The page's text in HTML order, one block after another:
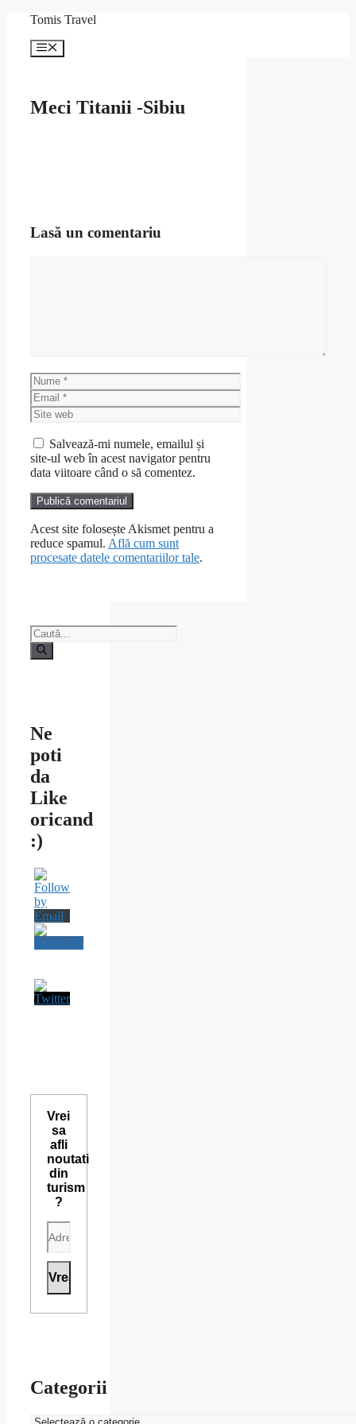
conținut
Tomis Travel
Meniu
Meci Titanii -Sibiu
Lasă un comentariu
Nume
Email
Site
web
Salvează-mi numele, emailul și
site-ul web în acest navigator pentru
data viitoare când o să comentez.
Acest site folosește Akismet pentru a
reduce spamul. Află cum sunt
procesate datele comentariilor tale.
Caută
după:
Ne
poti
da
Like
oricand
:)
Vrei
sa
afli
noutati
din
turism
?
Categorii
Categorii